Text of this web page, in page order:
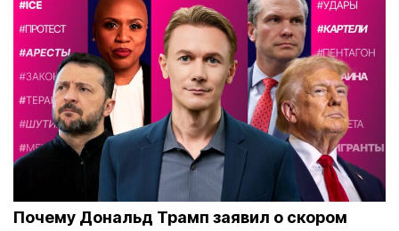
Почему Дональд Трамп заявил о скором